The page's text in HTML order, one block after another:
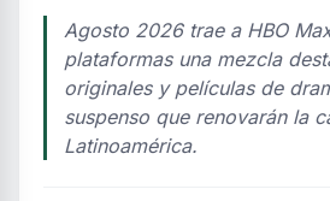
Agosto 2026 trae a HBO
plataformas una mezcla
originales y películas de
suspenso que renovarán la
Latinoamérica.